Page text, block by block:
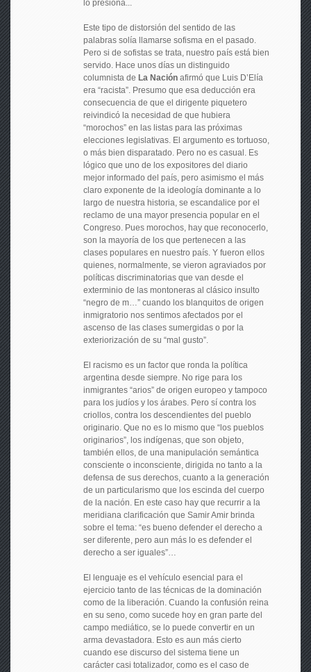
lo presiona...
Este tipo de distorsión del sentido de las
palabras solía llamarse sofisma en el pasado.
Pero si de sofistas se trata, nuestro país está bien
servido. Hace unos días un distinguido
columnista de La Naciónafirmó que Luis D’Elía
era “racista”. Presumo que esa deducción era
consecuencia de que el dirigente piquetero
reivindicó la necesidad de que hubiera
“morochos” en las listas para las próximas
elecciones legislativas. El argumento es tortuoso,
o más bien disparatado. Pero no es casual. Es
lógico que uno de los expositores del diario
mejor informado del país, pero asimismo el más
claro exponente de la ideología dominante a lo
largo de nuestra historia, se escandalice por el
reclamo de una mayor presencia popular en el
Congreso. Pues morochos, hay que reconocerlo,
son la mayoría de los que pertenecen a las
clases populares en nuestro país. Y fueron ellos
quienes, normalmente, se vieron agraviados por
políticas discriminatorias que van desde el
exterminio de las montoneras al clásico insulto
“negro de m…” cuando los blanquitos de origen
inmigratorio nos sentimos afectados por el
ascenso de las clases sumergidas o por la
exteriorización de su “mal gusto”.
El racismo es un factor que ronda la política
argentina desde siempre. No rige para los
inmigrantes “arios” de origen europeo y tampoco
para los judíos y los árabes. Pero sí contra los
criollos, contra los descendientes del pueblo
originario. Que no es lo mismo que “los pueblos
originarios”, los indígenas, que son objeto,
también ellos, de una manipulación semántica
consciente o inconsciente, dirigida no tanto a la
defensa de sus derechos, cuanto a la generación
de un particularismo que los escinda del cuerpo
de la nación. En este caso hay que recurrir a la
meridiana clarificación que Samir Amir brinda
sobre el tema: “es bueno defender el derecho a
ser diferente, pero aun más lo es defender el
derecho a ser iguales”…
El lenguaje es el vehículo esencial para el
ejercicio tanto de las técnicas de la dominación
como de la liberación. Cuando la confusión reina
en su seno, como sucede hoy en gran parte del
campo mediático, se lo puede convertir en un
arma devastadora. Esto es aun más cierto
cuando ese discurso del sistema tiene un
carácter casi totalizador, como es el caso de